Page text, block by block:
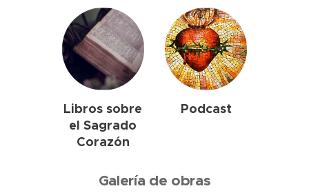
Libros sobre
el Sagrado
Corazón
Podcast
Galería de obras